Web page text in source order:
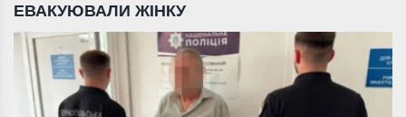
ЕВАКУЮВАЛИ ЖІНКУ